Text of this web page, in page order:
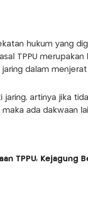
hukum yang
TPPU
dalam menjerat
jaring, artinya jika
ada dakwaan
TPPU, Kejagung